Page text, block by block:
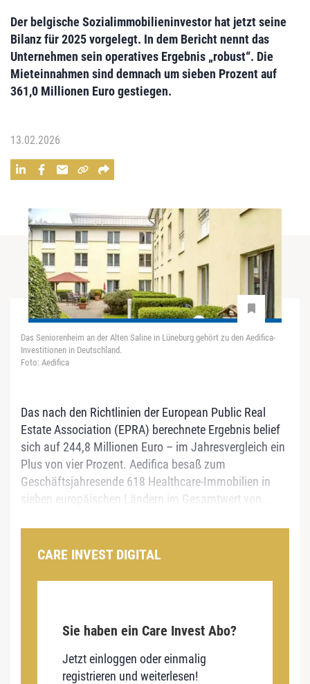
Der belgische Sozialimmobilieninvestor hat jetzt seine
Bilanz für 2025 vorgelegt. In dem Bericht nennt das
Unternehmen sein operatives Ergebnis „robust“. Die
Mieteinnahmen sind demnach um sieben Prozent auf
361,0 Millionen Euro gestiegen.
13.02.2026
Das Seniorenheim an der Alten Saline in Lüneburg gehört zu den Aedifica-
Investitionen in Deutschland.
Foto: Aedifica
Das nach den Richtlinien der European Public Real
Estate Association (EPRA) berechnete Ergebnis belief
sich auf 244,8 Millionen Euro – im Jahresvergleich ein
Plus von vier Prozent. Aedifica besaß zum
Geschäftsjahresende 618 Healthcare-Immobilien in
sieben europäischen Ländern im Gesamtwert von...
CARE INVEST DIGITAL
Sie haben ein Care Invest Abo?
Jetzt einloggen oder einmalig
registrieren und weiterlesen!